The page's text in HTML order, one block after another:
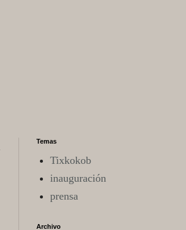
Temas
Tixkokob
inauguración
prensa
Archivo